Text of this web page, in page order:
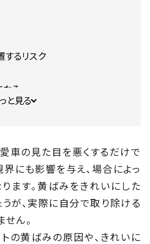
するリスク
る
る
て完成
場合も
と見る
車の見た目を悪くするだけで
にも影響を与え、場合によっ
ます。黄ばみをきれいにした
が、実際に自分で取り除ける
ん。
の黄ばみの原因や、きれいに